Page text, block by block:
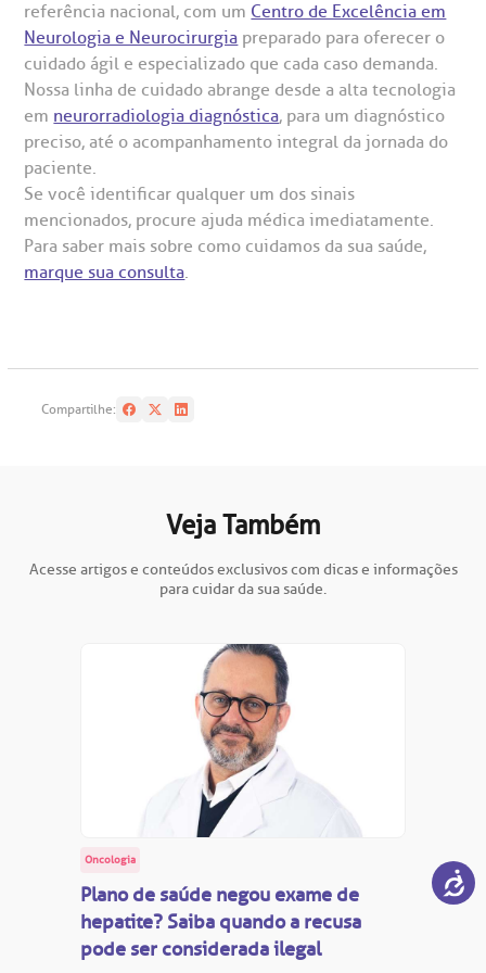
referência nacional, com um Centro de Excelência em
Neurologia e Neurocirurgia preparado para oferecer o
cuidado ágil e especializado que cada caso demanda.
Nossa linha de cuidado abrange desde a alta tecnologia
em neurorradiologia diagnóstica, para um diagnóstico
preciso, até o acompanhamento integral da jornada do
paciente.
Se você identificar qualquer um dos sinais
mencionados, procure ajuda médica imediatamente.
Para saber mais sobre como cuidamos da sua saúde,
marque sua consulta.
Compartilhe:
Veja Também
Acesse artigos e conteúdos exclusivos com dicas e informações
para cuidar da sua saúde.
Oncologia
Plano de saúde negou exame de
hepatite? Saiba quando a recusa
pode ser considerada ilegal